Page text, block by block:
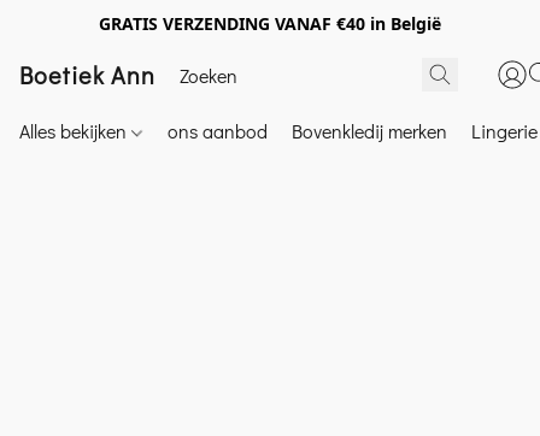
GRATIS VERZENDING VANAF €40 in België
Boetiek Ann
Alles bekijken ons aanbod Bovenkledij merken